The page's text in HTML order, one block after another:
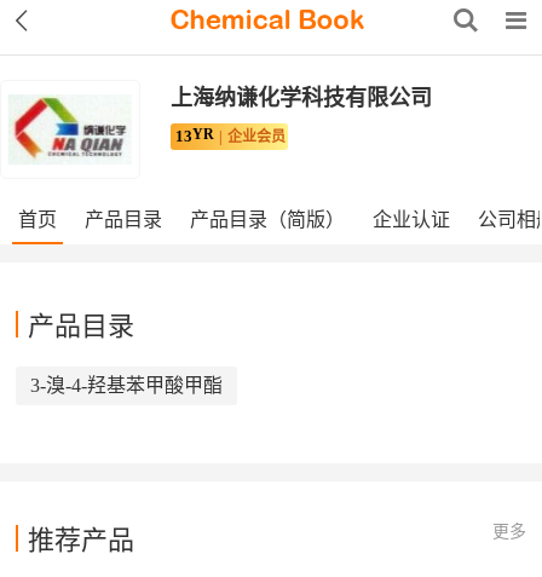
上海纳谦化学科技有限公司
13YR 企业会员
首页 产品目录 产品目录（简版） 企业认证 公司相
产品目录
3-溴-4-羟基苯甲酸甲酯
推荐产品 更多